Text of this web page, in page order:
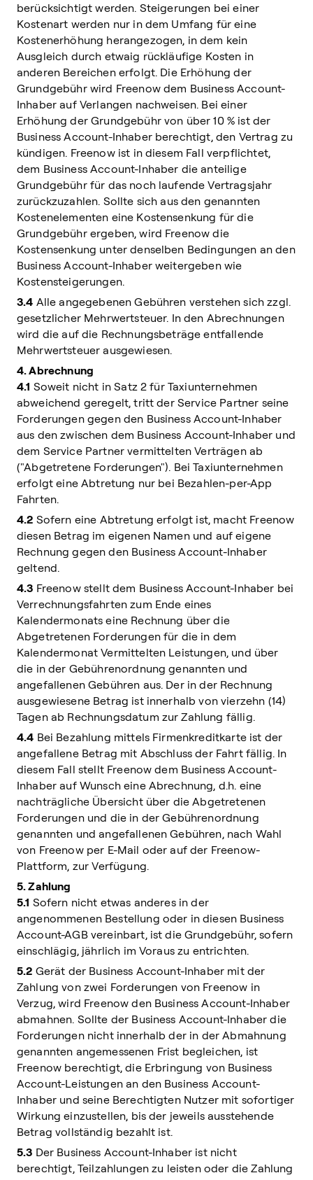
berücksichtigt werden. Steigerungen bei einer
Kostenart werden nur in dem Umfang für eine
Kostenerhöhung herangezogen, in dem kein
Ausgleich durch etwaig rückläufige Kosten in
anderen Bereichen erfolgt. Die Erhöhung der
Grundgebühr wird Freenow dem Business Account-
Inhaber auf Verlangen nachweisen. Bei einer
Erhöhung der Grundgebühr von über 10 % ist der
Business Account-Inhaber berechtigt, den Vertrag zu
kündigen. Freenow ist in diesem Fall verpflichtet,
dem Business Account-Inhaber die anteilige
Grundgebühr für das noch laufende Vertragsjahr
zurückzuzahlen. Sollte sich aus den genannten
Kostenelementen eine Kostensenkung für die
Grundgebühr ergeben, wird Freenow die
Kostensenkung unter denselben Bedingungen an den
Business Account-Inhaber weitergeben wie
Kostensteigerungen.
3.4 Alle angegebenen Gebühren verstehen sich zzgl.
gesetzlicher Mehrwertsteuer. In den Abrechnungen
wird die auf die Rechnungsbeträge entfallende
Mehrwertsteuer ausgewiesen.
4. Abrechnung
4.1 Soweit nicht in Satz 2 für Taxiunternehmen
abweichend geregelt, tritt der Service Partner seine
Forderungen gegen den Business Account-Inhaber
aus den zwischen dem Business Account-Inhaber und
dem Service Partner vermittelten Verträgen ab
("Abgetretene Forderungen"). Bei Taxiunternehmen
erfolgt eine Abtretung nur bei Bezahlen-per-App
Fahrten.
4.2 Sofern eine Abtretung erfolgt ist, macht Freenow
diesen Betrag im eigenen Namen und auf eigene
Rechnung gegen den Business Account-Inhaber
geltend.
4.3 Freenow stellt dem Business Account-Inhaber bei
Verrechnungsfahrten zum Ende eines
Kalendermonats eine Rechnung über die
Abgetretenen Forderungen für die in dem
Kalendermonat Vermittelten Leistungen, und über
die in der Gebührenordnung genannten und
angefallenen Gebühren aus. Der in der Rechnung
ausgewiesene Betrag ist innerhalb von vierzehn (14)
Tagen ab Rechnungsdatum zur Zahlung fällig.
4.4 Bei Bezahlung mittels Firmenkreditkarte ist der
angefallene Betrag mit Abschluss der Fahrt fällig. In
diesem Fall stellt Freenow dem Business Account-
Inhaber auf Wunsch eine Abrechnung, d.h. eine
nachträgliche Übersicht über die Abgetretenen
Forderungen und die in der Gebührenordnung
genannten und angefallenen Gebühren, nach Wahl
von Freenow per E-Mail oder auf der Freenow-
Plattform, zur Verfügung.
5. Zahlung
5.1 Sofern nicht etwas anderes in der
angenommenen Bestellung oder in diesen Business
Account-AGB vereinbart, ist die Grundgebühr, sofern
einschlägig, jährlich im Voraus zu entrichten.
5.2 Gerät der Business Account-Inhaber mit der
Zahlung von zwei Forderungen von Freenow in
Verzug, wird Freenow den Business Account-Inhaber
abmahnen. Sollte der Business Account-Inhaber die
Forderungen nicht innerhalb der in der Abmahnung
genannten angemessenen Frist begleichen, ist
Freenow berechtigt, die Erbringung von Business
Account-Leistungen an den Business Account-
Inhaber und seine Berechtigten Nutzer mit sofortiger
Wirkung einzustellen, bis der jeweils ausstehende
Betrag vollständig bezahlt ist.
5.3 Der Business Account-Inhaber ist nicht
berechtigt, Teilzahlungen zu leisten oder die Zahlung